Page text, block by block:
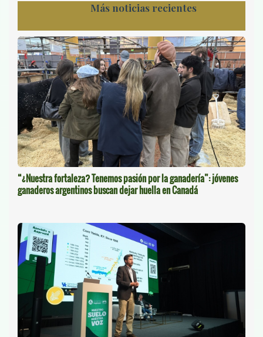
Más noticias recientes
“¿Nuestra fortaleza? Tenemos pasión por la ganadería”: jóvenes
ganaderos argentinos buscan dejar huella en Canadá